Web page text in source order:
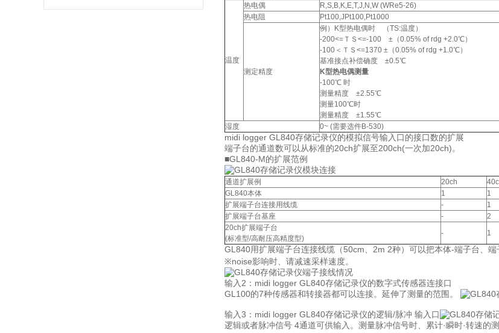
温度
热电偶
R,S,B,K,E,T,J,N,W (WRe5-26)
热电阻
Pt100,JPt100,Pt1000
测定精度
例）K型热电偶时 （TS:温度）
-200<=ＴＳ<=-100 ±（0.05% of rdg +2.0℃）
-100＜ＴＳ<=1370 ±（0.05% of rdg +1.0℃）
基准接点补偿确度 ±0.5℃
K型热电偶测量
-100℃ 时
测量精度 ±2.55℃
测量100℃时
测量精度 ±1.55℃
湿度
0~ (需要选件B-530)
midi logger GL840存储记录仪的模拟信号输入口的接口数的扩展
端子台的通道数可以从标准的20ch扩展至200ch(一次加20ch)。
■GL840-M的扩展范例
通道扩展例 20ch
GL840本体
1 1
扩展端子台连接用线缆
- 1
扩展端子台基座
- 2
20ch扩展端子台
(标准型/高耐压高精度型)
- 1
GL840用扩展端子台连接线缆（50cm、2m 2种）可以把本体-端子台、
※noise影响时、请减速采样速度。
输入2：midi logger GL840存储记录仪的数字式传感器连接口
GL100的7种传感器和转接器都可以连接。延伸了测量的范围。
输入3：midi logger GL840存储记录仪的逻辑/脉冲 输入口
逻辑或者脉冲信号 4通道可供输入。测量脉冲信号时、累计·瞬时·转速的